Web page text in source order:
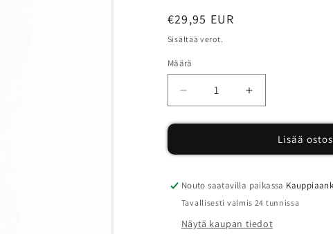
Normaalihinta
€29,95 EUR
Sisältää verot.
Määrä
Määrä
Vähennä
tuotteen
Klairs
Supple
Cream
SPF
tonande
Lisää
tuotteen
Klairs
lluminating
Supple
Cream
SPF
tonande
Lisää
Nouto saatavilla paikassa
Tavallisesti valmis 24 tunnissa
Näytä kaupan tiedot